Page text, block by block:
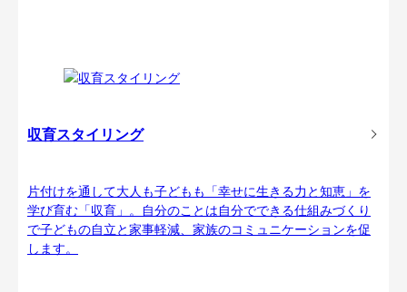
収育スタイリング
片付けを通して大人も子どもも「幸せに生きる力と知恵」を
学び育む「収育」。自分のことは自分でできる仕組みづくり
で子どもの自立と家事軽減、家族のコミュニケーションを促
します。